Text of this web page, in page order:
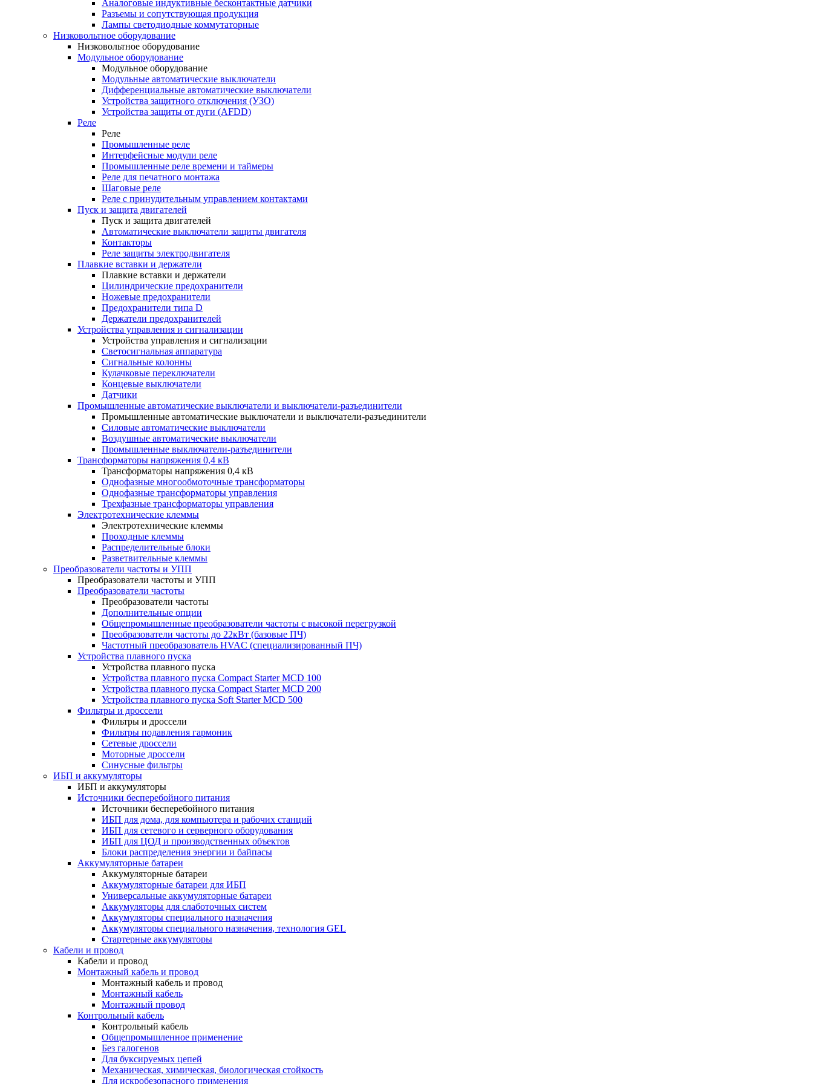
Аналоговые индуктивные бесконтактные датчики
Разъемы и сопутствующая продукция
Лампы светодиодные коммутаторные
Низковольтное оборудование
Низковольтное оборудование
Модульное оборудование
Модульное оборудование
Модульные автоматические выключатели
Дифференциальные автоматические выключатели
Устройства защитного отключения (УЗО)
Устройства защиты от дуги (AFDD)
Реле
Реле
Промышленные реле
Интерфейсные модули реле
Промышленные реле времени и таймеры
Реле для печатного монтажа
Шаговые реле
Реле с принудительным управлением контактами
Пуск и защита двигателей
Пуск и защита двигателей
Автоматические выключатели защиты двигателя
Контакторы
Реле защиты электродвигателя
Плавкие вставки и держатели
Плавкие вставки и держатели
Цилиндрические предохранители
Ножевые предохранители
Предохранители типа D
Держатели предохранителей
Устройства управления и сигнализации
Устройства управления и сигнализации
Светосигнальная аппаратура
Сигнальные колонны
Кулачковые переключатели
Концевые выключатели
Датчики
Промышленные автоматические выключатели и выключатели-разъединители
Промышленные автоматические выключатели и выключатели-разъединители
Силовые автоматические выключатели
Воздушные автоматические выключатели
Промышленные выключатели-разъединители
Трансформаторы напряжения 0,4 кВ
Трансформаторы напряжения 0,4 кВ
Однофазные многообмоточные трансформаторы
Однофазные трансформаторы управления
Трехфазные трансформаторы управления
Электротехнические клеммы
Электротехнические клеммы
Проходные клеммы
Распределительные блоки
Разветвительные клеммы
Преобразователи частоты и УПП
Преобразователи частоты и УПП
Преобразователи частоты
Преобразователи частоты
Дополнительные опции
Общепромышленные преобразователи частоты с высокой перегрузкой
Преобразователи частоты до 22кВт (базовые ПЧ)
Частотный преобразователь HVAC (специализированный ПЧ)
Устройства плавного пуска
Устройства плавного пуска
Устройства плавного пуска Compact Starter MCD 100
Устройства плавного пуска Compact Starter MCD 200
Устройства плавного пуска Soft Starter MCD 500
Фильтры и дроссели
Фильтры и дроссели
Фильтры подавления гармоник
Сетевые дроссели
Моторные дроссели
Синусные фильтры
ИБП и аккумуляторы
ИБП и аккумуляторы
Источники бесперебойного питания
Источники бесперебойного питания
ИБП для дома, для компьютера и рабочих станций
ИБП для сетевого и серверного оборудования
ИБП для ЦОД и производственных объектов
Блоки распределения энергии и байпасы
Аккумуляторные батареи
Аккумуляторные батареи
Аккумуляторные батареи для ИБП
Универсальные аккумуляторные батареи
Аккумуляторы для слаботочных систем
Аккумуляторы специального назначения
Аккумуляторы специального назначения, технология GEL
Стартерные аккумуляторы
Кабели и провод
Кабели и провод
Монтажный кабель и провод
Монтажный кабель и провод
Монтажный кабель
Монтажный провод
Контрольный кабель
Контрольный кабель
Общепромышленное применение
Без галогенов
Для буксируемых цепей
Механическая, химическая, биологическая стойкость
Для искробезопасного применения